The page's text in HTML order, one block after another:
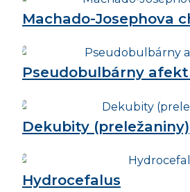
Machado-Josephova
Pseudobulbárny afekt
Dekubity (preležaniny)
Hydrocefalus